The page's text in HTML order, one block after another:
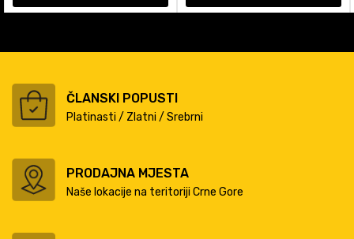
ČLANSKI POPUSTI
Platinasti / Zlatni / Srebrni
PRODAJNA MJESTA
Naše lokacije na teritoriji Crne Gore